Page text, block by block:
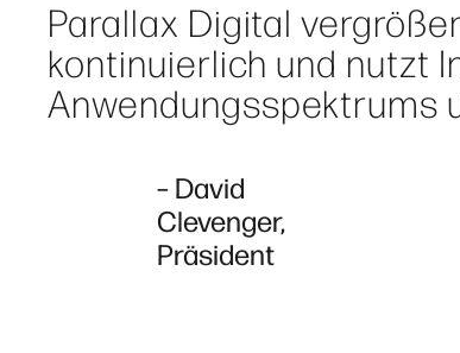
Parallax Digital
kontinuierlich und nutzt
Anwendungsspektrums
– David
Clevenger,
Präsident